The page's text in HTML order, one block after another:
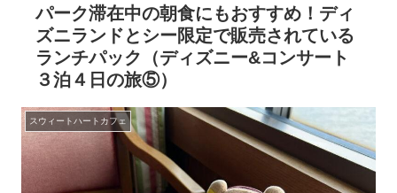
パーク滞在中の朝食にもおすすめ！ディ
ズニランドとシー限定で販売されている
ランチパック（ディズニー&コンサート
３泊４日の旅⑤）
スウィートハートカフェ